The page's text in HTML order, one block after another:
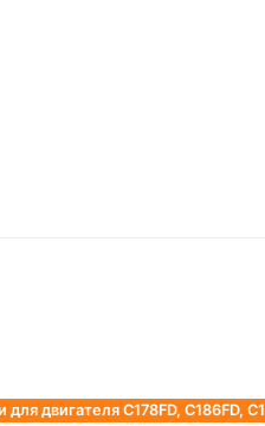
для двигателя C178FD, C186FD,